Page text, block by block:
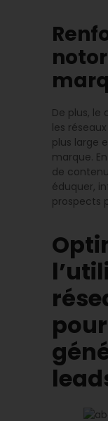
De plus,
les
plus large
marque.
de
éduquer,
prospects